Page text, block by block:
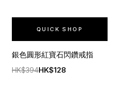
QUICK SHOP
銀色圓形紅寶石閃鑽戒指
HK$394HK$128